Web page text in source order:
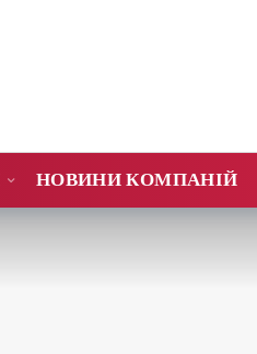
НОВИНИ КОМПАНІЙ